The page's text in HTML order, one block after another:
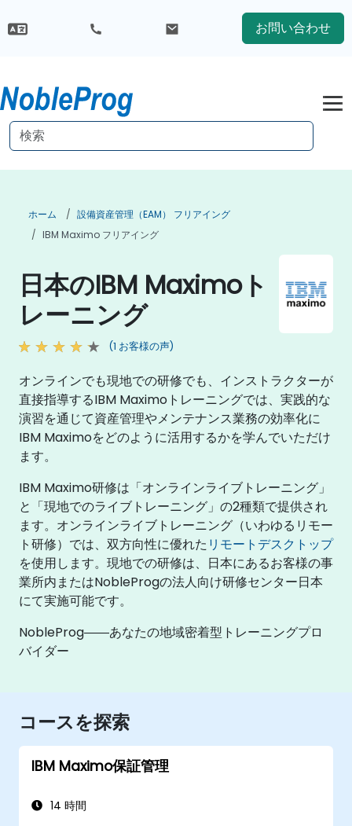
お問い合わせ
ホーム
設備資産管理（EAM） フリアイング
IBM Maximo フリアイング
日本のIBM Maximoト
レーニング
(1 お客様の声)
オンラインでも現地での研修でも、インストラクターが
直接指導するIBM Maximoトレーニングでは、実践的な
演習を通じて資産管理やメンテナンス業務の効率化に
IBM Maximoをどのように活用するかを学んでいただけ
ます。
IBM Maximo研修は「オンラインライブトレーニング」
と「現地でのライブトレーニング」の2種類で提供され
ます。オンラインライブトレーニング（いわゆるリモー
ト研修）では、双方向性に優れたリモートデスクトップ
を使用します。現地での研修は、日本にあるお客様の事
業所内またはNobleProgの法人向け研修センター日本
にて実施可能です。
NobleProg――あなたの地域密着型トレーニングプロ
バイダー
コースを探索
IBM Maximo保証管理
14 時間